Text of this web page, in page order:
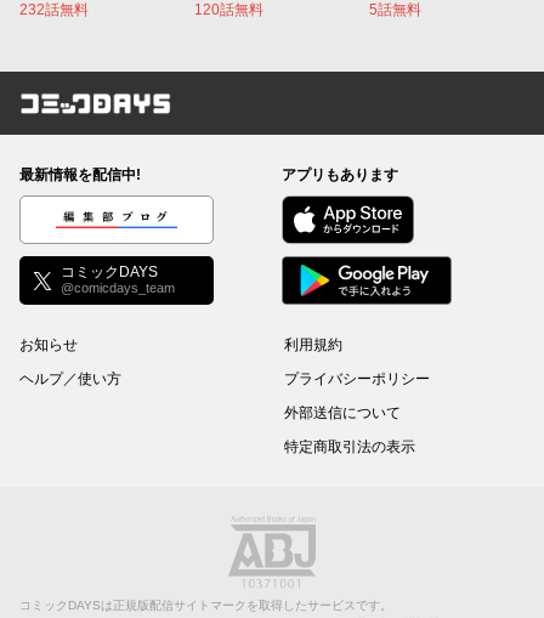
232話無料 120話無料 5話無料
コミックDAYS
最新情報を配信中!
編集部ブログ
コミックDAYS
@comicdays_team
アプリもあります
お知らせ
ヘルプ／使い方
利用規約
プライバシーポリシー
外部送信について
特定商取引法の表示
コミックDAYSは正規版配信サイトマークを取得したサービスです。